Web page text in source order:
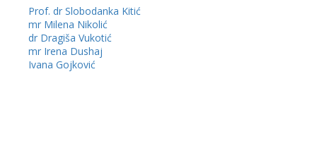
Prof. dr Slobodanka Kitić
mr Milena Nikolić
dr Dragiša Vukotić
mr Irena Dushaj
Ivana Gojković